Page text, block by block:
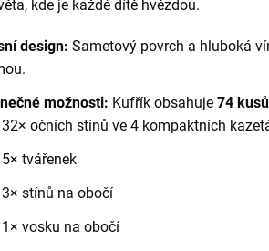
kde je každé dítě hvězdou.
design: Sametový povrch a hluboká
možnosti: Kufřík obsahuje 74
32× očních stínů ve 4 kompaktních
5× tvářenek
3× stínů na obočí
1× vosku na obočí